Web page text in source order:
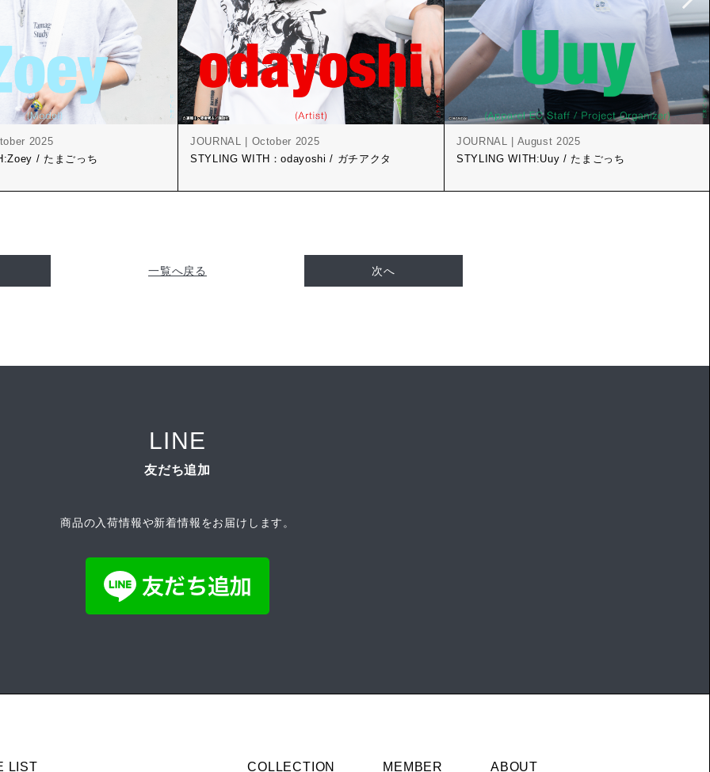
2025
/ たまごっち
JOURNAL | October 2025
STYLING WITH：odayoshi / ガチアクタ
JOURNAL | August 2025
STYLING WITH:Uuy / たまごっち
一覧へ戻る 次へ
LINE
友だち追加
商品の入荷情報や新着情報をお届けします。
LIST COLLECTION MEMBER ABOUT